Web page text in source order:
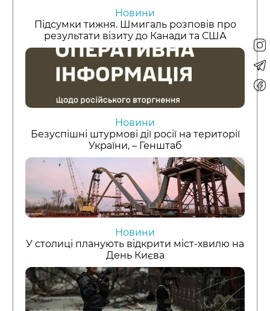
Новини
Підсумки тижня. Шмигаль розповів про
результати візиту до Канади та США
Новини
Безуспішні штурмові дії росії на території
України, – Генштаб
Новини
У столиці планують відкрити міст-хвилю на
День Києва